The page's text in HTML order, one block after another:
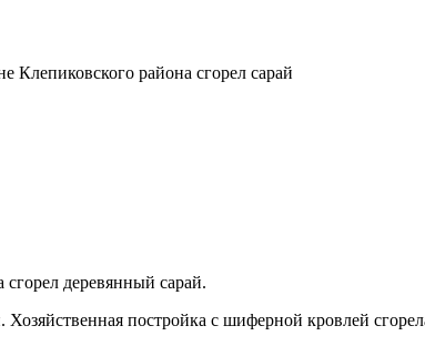
Клепиковского района сгорел сарай
деревянный сарай.
постройка с шиферной кровлей